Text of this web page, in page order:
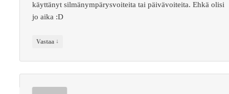
käyttänyt silmänympärysvoiteita tai päivävoiteita. Ehkä olisi
jo aika :D
Vastaa ↓